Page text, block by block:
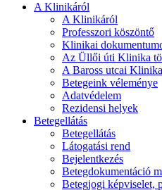
A Klinikáról
A Klinikáról
Professzori köszöntő
Klinikai
Az Üllői úti Klinika
A Baross utcai
Betegeink véleménye
Adatvédelem
Rezidensi helyek
Betegellátás
Betegellátás
Látogatási rend
Bejelentkezés
Betegdokumentáció
Betegjogi képviselet,